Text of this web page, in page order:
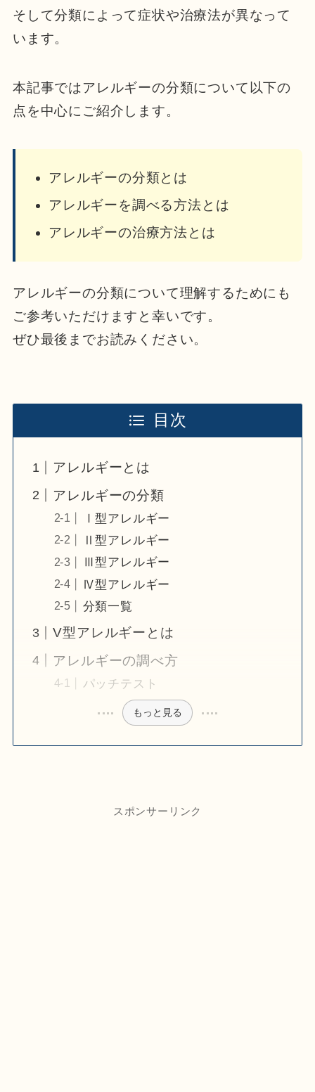
そして分類によって症状や治療法が異なって
います。
本記事ではアレルギーの分類について以下の
点を中心にご紹介します。
アレルギーの分類とは
アレルギーを調べる方法とは
アレルギーの治療方法とは
アレルギーの分類について理解するためにも
ご参考いただけますと幸いです。
ぜひ最後までお読みください。
目次
アレルギーとは
アレルギーの分類
Ⅰ型アレルギー
Ⅱ型アレルギー
Ⅲ型アレルギー
Ⅳ型アレルギー
分類一覧
V型アレルギーとは
アレルギーの調べ方
パッチテスト
もっと見る
スポンサーリンク